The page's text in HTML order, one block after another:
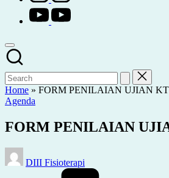
youtube.com
Home » FORM PENILAIAN UJIAN
Posted
Agenda
FORM PENILAIAN
Posted
by
DIII Fisioterapi